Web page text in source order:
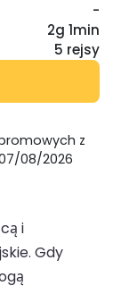
-
2g 1min
5 rejsy
z
08/2026
i
Gdy